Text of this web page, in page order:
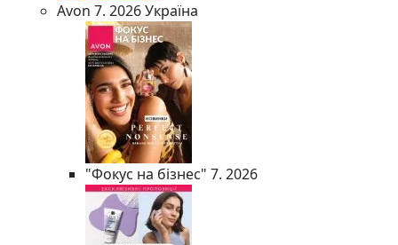
Avon 7. 2026 Україна
"Фокус на бізнес" 7. 2026